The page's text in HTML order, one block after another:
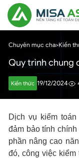
Chuyên mục cha>Kiến
Quy trình chung
Kiến thức 19/12/2024
Dịch vụ kiểm
đảm bảo tính
phần nâng cao
đó, công việc